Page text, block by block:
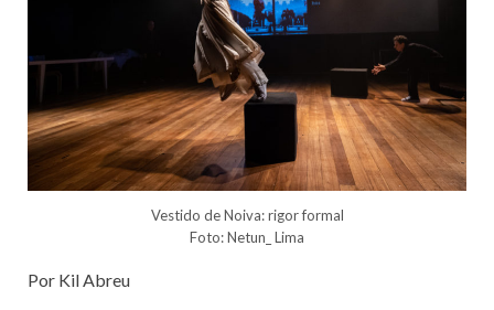
Vestido de Noiva: rigor formal
Foto: Netun_ Lima
Por Kil Abreu